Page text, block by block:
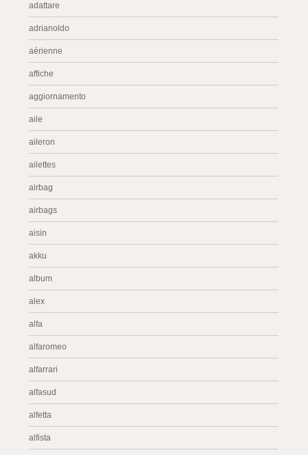
adattare
adrianoldo
aérienne
affiche
aggiornamento
aile
aileron
ailettes
airbag
airbags
aisin
akku
album
alex
alfa
alfaromeo
alfarrari
alfasud
alfetta
alfista